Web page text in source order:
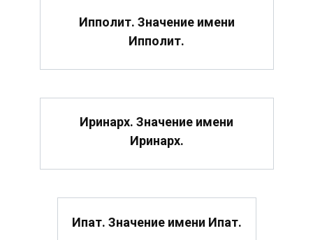
Ипполит. Значение имени
Ипполит.
Иринарх. Значение имени
Иринарх.
Ипат. Значение имени Ипат.